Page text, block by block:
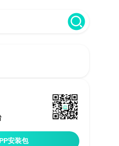
安装包